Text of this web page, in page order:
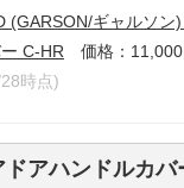
(GARSON/ギャルソン
C-HR 価格：11,000
時点)
アハンドルカバ